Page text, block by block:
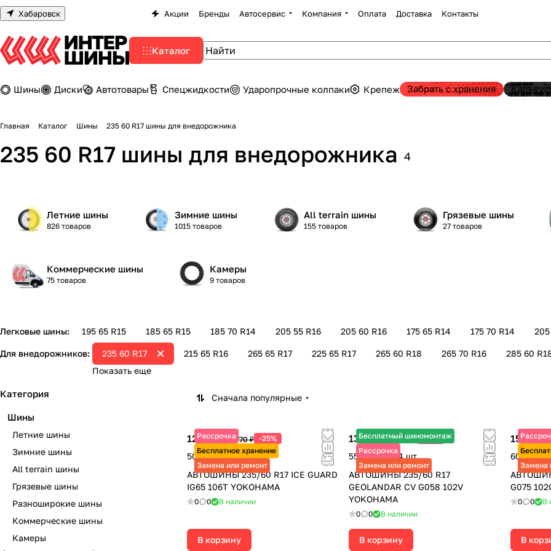
Хабаровск Акции Бренды Автосервис Компания Оплата Доставка Контакты
Каталог
Шины Диски Автотовары Спецжидкости Ударопрочные колпаки Крепеж Забрать с хранения
Главная Каталог Шины 235 60 R17 шины для внедорожника
235 60 R17 шины для внедорожника 4
Летние шины
826 товаров
Зимние шины
1015 товаров
All terrain шины
155 товаров
Грязевые шины
27 товаров
Коммерческие шины
75 товаров
Камеры
9 товаров
Легковые шины: 195 65 R15 185 65 R15 185 70 R14 205 55 R16 205 60 R16 175 65 R14 175 70 R14 205
Для внедорожников: 215 65 R16 265 65 R17 225 65 R17 265 60 R18 265 70 R16 285 60
235 60 R17
Показать еще
Сначала популярные
Рассрочка
Бесплатное хранение
Замена или ремонт
12 580 ₽16 770 ₽ -25%
50 320 ₽ за 4 шт.
АВТОШИНЫ 235/60 R17 ICE GUARD
IG65 106T YOKOHAMA
0 0 В наличии
В корзину
Бесплатный шиномонтаж
Рассрочка
Замена или ремонт
13 795 ₽18 390 ₽ -25%
55 180 ₽ за 4 шт.
АВТОШИНЫ 235/60 R17
GEOLANDAR CV G058 102V
YOKOHAMA
0 0 В наличии
В корзину
Замена
15 245 ₽
60 980 ₽
G075
0 0 В
В
Категория
Шины
Летние шины
Зимние шины
All terrain шины
Грязевые шины
Разноширокие шины
Коммерческие шины
Камеры